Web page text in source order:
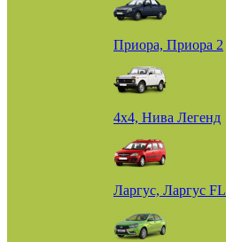
Приора, Приора 2
4х4, Нива Легенд
Ларгус, Ларгус FL